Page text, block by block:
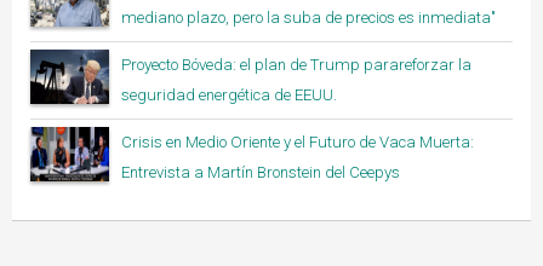
mediano plazo, pero la suba de precios es inmediata"
Proyecto Bóveda: el plan de Trump parareforzar la
seguridad energética de EEUU.
Crisis en Medio Oriente y el Futuro de Vaca Muerta:
Entrevista a Martín Bronstein del Ceepys